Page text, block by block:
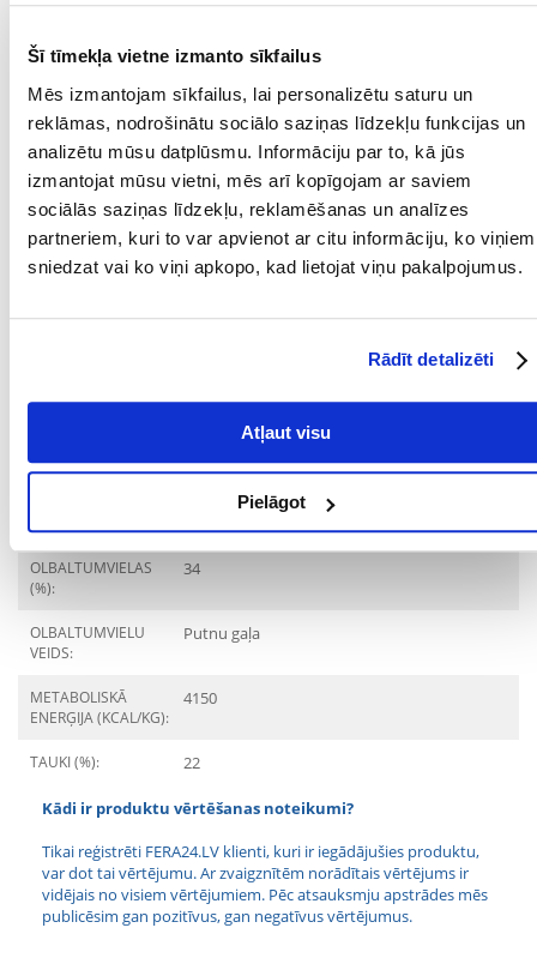
Šī tīmekļa vietne izmanto sīkfailus
Mēs izmantojam sīkfailus, lai personalizētu saturu un
reklāmas, nodrošinātu sociālo saziņas līdzekļu funkcijas un
analizētu mūsu datplūsmu. Informāciju par to, kā jūs
izmantojat mūsu vietni, mēs arī kopīgojam ar saviem
sociālās saziņas līdzekļu, reklamēšanas un analīzes
partneriem, kuri to var apvienot ar citu informāciju, ko viņiem
sniedzat vai ko viņi apkopo, kad lietojat viņu pakalpojumus.
Rādīt detalizēti
Atļaut visu
Pielāgot
Parametri
IEPAKOJUMA SVARS
10
PRODUKTU LĪNIJA:
Royal Canin British
Shorthair Adult
PRODUCENT: ROYAL CANIN
Mērķis
VECUMS NO:
12 mēnešu
OLBALTUMVIELAS
(%):
34
OLBALTUMVIELU
VEIDS:
Putnu gaļa
METABOLISKĀ
ENERĢIJA (KCAL/KG):
4150
TAUKI (%): 22
Kādi ir produktu vērtēšanas noteikumi?
Tikai reģistrēti FERA24.LV klienti, kuri ir iegādājušies produktu,
var dot tai vērtējumu. Ar zvaigznītēm norādītais vērtējums ir
vidējais no visiem vērtējumiem. Pēc atsauksmju apstrādes mēs
publicēsim gan pozitīvus, gan negatīvus vērtējumus.